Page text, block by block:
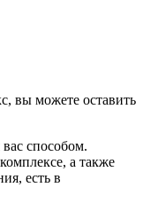
вы можете оставить
способом.
а также
есть в